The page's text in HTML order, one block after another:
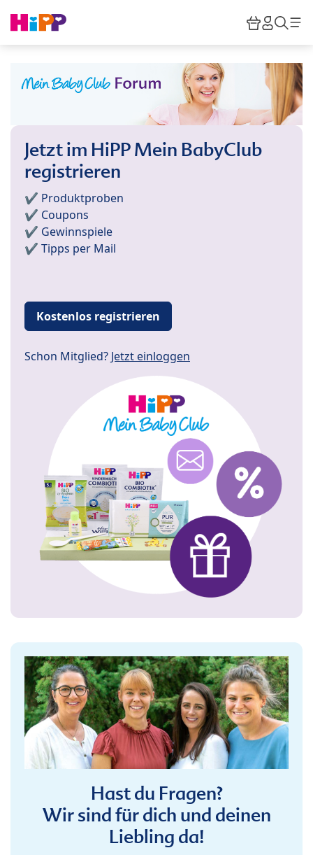
HiPP
Jetzt im HiPP Mein BabyClub
registrieren
✔️ Produktproben
✔️ Coupons
✔️ Gewinnspiele
✔️ Tipps per Mail
Kostenlos registrieren
Schon Mitglied? Jetzt einloggen
Hast du Fragen?
Wir sind für dich und deinen
Liebling da!